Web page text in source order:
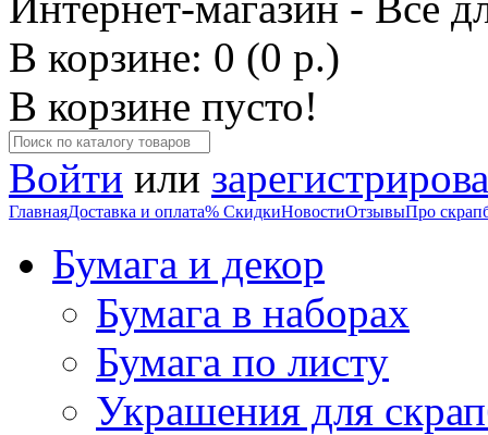
В корзине: 0 (0 р.)
В корзине пусто!
Войти или
ГлавнаяДоставка и оплата% СкидкиНовостиОтзывыПро
Бумага и декор
Бумага в наборах
Бумага по листу
Украшения для